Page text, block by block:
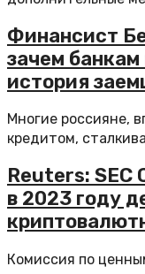
Финансист
зачем
история
Многие россияне,
кредитом,
Reuters: SEC
в 2023 году
Комиссия по